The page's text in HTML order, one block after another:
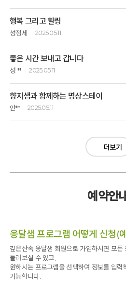
명상에 대한 사전적 의미 말곤 알지 못하고
마음이 힘들 때 스스로에 대한 고민이 있을
어딘가에서 쉬고싶을 때 이 곳에서 명상을
것 같습니다. 저 또한 그랬습니다. 모두들 감
행복 그리고 힐링
성정세 2025.05.11
고맙다. 비가 오는 날씨도 명상을 하기에 너
너무 좋았으면 이런저런 분심이 들어 명상
있는 또다른 나에 대해서는 거의 모르고 지
나를 찾도록 노력하겠습니다. 주변 사람들에
많이 하게 되었습니다. 좋은 교육 내용, 좋
행복이었습니다. 모두 감사드립니다. 2박 3
행복했고 충전도 많이 하고
좋은 시간 보내고 갑니다
성 ** 2025.05.11
더 알차고 뜻깊었던 시간이었습니다.
밥도 맛있고 숲 산책, 공기도 좋아요.
향지샘과 함께하는 명상스테이
안** 2025.05.11
이번 명상스테이에서 바쁜 일상과 생각을 멈추는
되었고, 새로운 힘으로 또 일상을 살아갈 힘을 얻
옹달샘의 식사는 사람 살리는 밥상답게 정말 맛
날거 같아요 ^^
자연속에서 숨쉬는 집에서 꿀잠 잤습니다.
지치고 힘들때 멈추는 시간을 가져보기에 정말
더보기
예약안
옹달샘 프로그램 어떻게 신청(
깊은산속 옹달샘 회원으로 가입하시면 모든
둘러보실 수 있고,
원하시는 프로그램을 선택하여 정보를 입력
가능합니다.